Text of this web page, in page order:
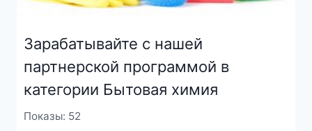
Зарабатывайте с нашей
партнерской программой в
категории Бытовая химия
Показы: 52